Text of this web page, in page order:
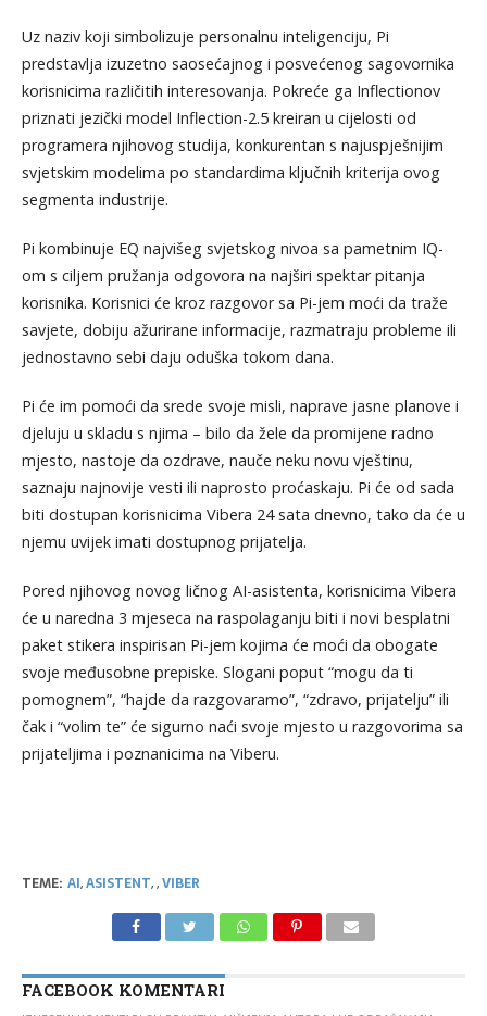
Uz naziv koji simbolizuje personalnu inteligenciju, Pi
predstavlja izuzetno saosećajnog i posvećenog sagovornika
korisnicima različitih interesovanja. Pokreće ga Inflectionov
priznati jezički model Inflection-2.5 kreiran u cijelosti od
programera njihovog studija, konkurentan s najuspješnijim
svjetskim modelima po standardima ključnih kriterija ovog
segmenta industrije.
Pi kombinuje EQ najvišeg svjetskog nivoa sa pametnim IQ-
om s ciljem pružanja odgovora na najširi spektar pitanja
korisnika. Korisnici će kroz razgovor sa Pi-jem moći da traže
savjete, dobiju ažurirane informacije, razmatraju probleme ili
jednostavno sebi daju oduška tokom dana.
Pi će im pomoći da srede svoje misli, naprave jasne planove i
djeluju u skladu s njima – bilo da žele da promijene radno
mjesto, nastoje da ozdrave, nauče neku novu vještinu,
saznaju najnovije vesti ili naprosto proćaskaju. Pi će od sada
biti dostupan korisnicima Vibera 24 sata dnevno, tako da će u
njemu uvijek imati dostupnog prijatelja.
Pored njihovog novog ličnog AI-asistenta, korisnicima Vibera
će u naredna 3 mjeseca na raspolaganju biti i novi besplatni
paket stikera inspirisan Pi-jem kojima će moći da obogate
svoje međusobne prepiske. Slogani poput “mogu da ti
pomognem”, “hajde da razgovaramo”, “zdravo, prijatelju” ili
čak i “volim te” će sigurno naći svoje mjesto u razgovorima sa
prijateljima i poznanicima na Viberu.
TEME: AI,ASISTENT,,VIBER
FACEBOOK KOMENTARI